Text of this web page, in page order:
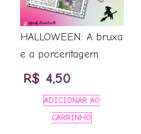
HALLOWEEN: A bruxa
e a porcentagem.
R$ 4,50
ADICIONAR AO
CARRINHO